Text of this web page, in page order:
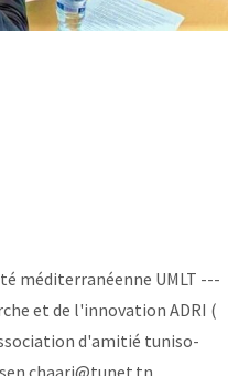
méditerranéenne UMLT ---
et de l'innovation ADRI (
d'amitié tuniso-